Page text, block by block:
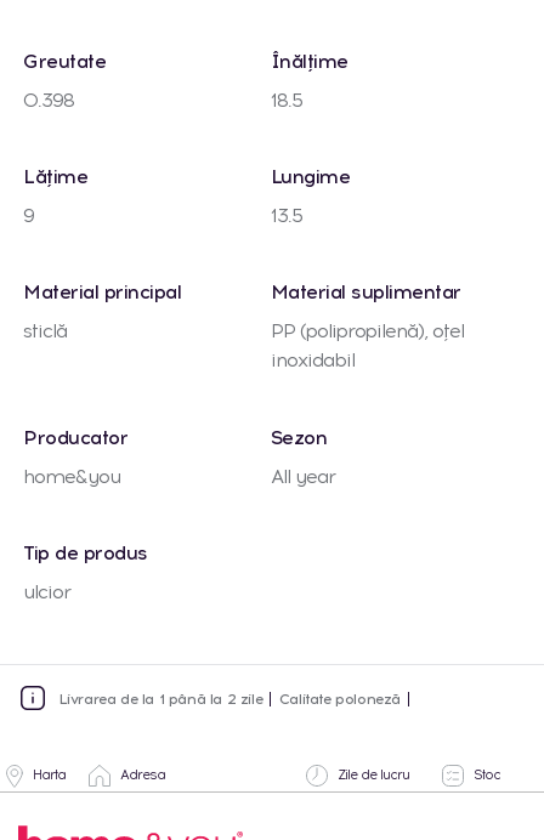
Greutate
0.398
Înălțime
18.5
Lățime
9
Lungime
13.5
Material principal
sticlă
Material suplimentar
PP (polipropilenă), oțel
inoxidabil
Producator
home&you
Sezon
All year
Tip de produs
ulcior
Livrarea de la 1 până la 2 zile Calitate poloneză
Harta Adresa Zile de lucru Stoc